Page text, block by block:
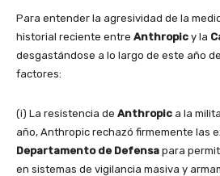
Para entender la agresividad de la
historial reciente entre Anthropic y la
desgastándose a lo largo de este año
factores:
(i) La resistencia de Anthropic a la
año, Anthropic rechazó firmemente las
Departamento de Defensa para
en sistemas de vigilancia masiva y